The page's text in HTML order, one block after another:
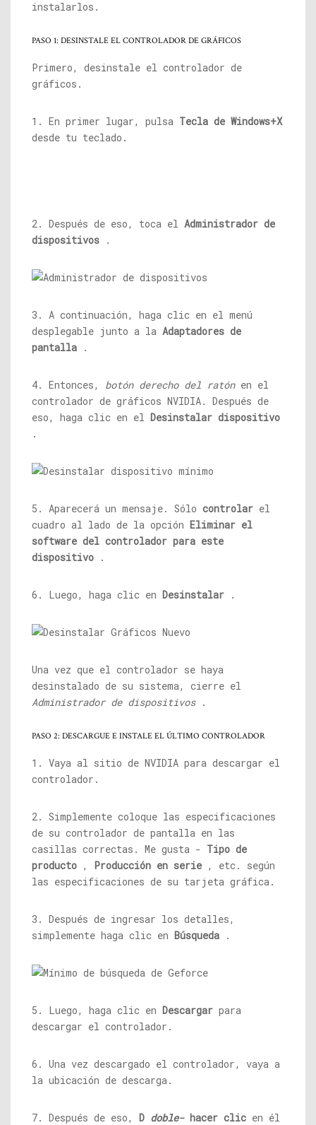
instalarlos.
PASO 1: DESINSTALE EL CONTROLADOR DE GRÁFICOS
Primero, desinstale el controlador de
gráficos.
1. En primer lugar, pulsa Tecla de Windows+X
desde tu teclado.
2. Después de eso, toca el Administrador de
dispositivos .
3. A continuación, haga clic en el menú
desplegable junto a la Adaptadores de
pantalla .
4. Entonces, botón derecho del ratónen el
controlador de gráficos NVIDIA. Después de
eso, haga clic en el Desinstalar dispositivo
.
5. Aparecerá un mensaje. Sólo controlar el
cuadro al lado de la opción Eliminar el
software del controlador para este
dispositivo .
6. Luego, haga clic en Desinstalar .
Una vez que el controlador se haya
desinstalado de su sistema, cierre el
Administrador de dispositivos.
PASO 2: DESCARGUE E INSTALE EL ÚLTIMO CONTROLADOR
1. Vaya al sitio de NVIDIA para descargar el
controlador.
2. Simplemente coloque las especificaciones
de su controlador de pantalla en las
casillas correctas. Me gusta - Tipo de
producto , Producción en serie , etc. según
las especificaciones de su tarjeta gráfica.
3. Después de ingresar los detalles,
simplemente haga clic en Búsqueda .
5. Luego, haga clic en Descargar para
descargar el controlador.
6. Una vez descargado el controlador, vaya a
la ubicación de descarga.
7. Después de eso, D doble-hacer clic en él